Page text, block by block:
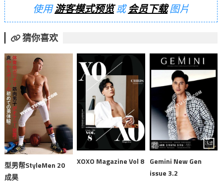
使用游客模式预览或会员下载图片
猜你喜欢
型男帮StyleMen 20
成昊
XOXO Magazine Vol 8 Gemini New Gen
issue 3.2